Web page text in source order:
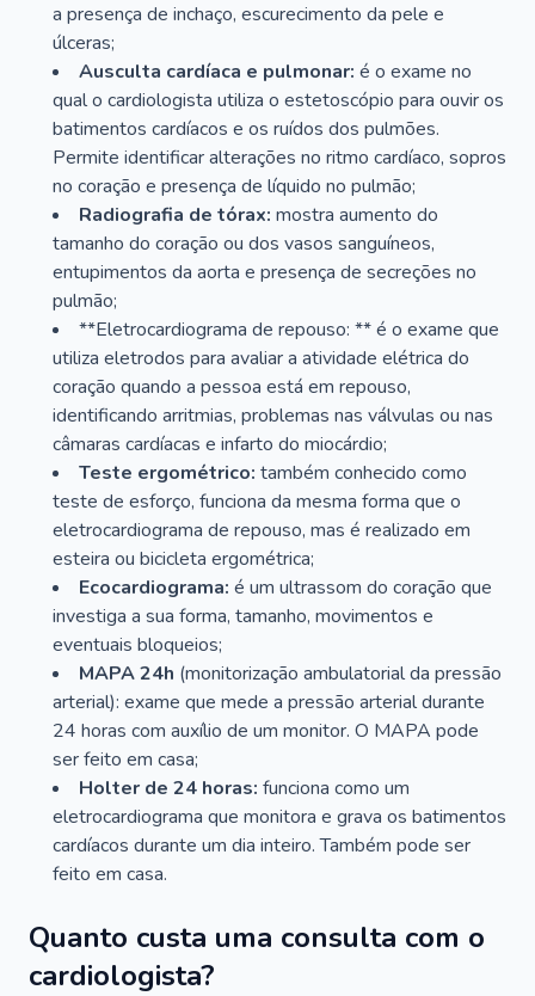
a presença de inchaço, escurecimento da pele e
úlceras;
Ausculta cardíaca e pulmonar: é o exame no
qual o cardiologista utiliza o estetoscópio para ouvir os
batimentos cardíacos e os ruídos dos pulmões.
Permite identificar alterações no ritmo cardíaco, sopros
no coração e presença de líquido no pulmão;
Radiografia de tórax: mostra aumento do
tamanho do coração ou dos vasos sanguíneos,
entupimentos da aorta e presença de secreções no
pulmão;
**Eletrocardiograma de repouso: ** é o exame que
utiliza eletrodos para avaliar a atividade elétrica do
coração quando a pessoa está em repouso,
identificando arritmias, problemas nas válvulas ou nas
câmaras cardíacas e infarto do miocárdio;
Teste ergométrico: também conhecido como
teste de esforço, funciona da mesma forma que o
eletrocardiograma de repouso, mas é realizado em
esteira ou bicicleta ergométrica;
Ecocardiograma: é um ultrassom do coração que
investiga a sua forma, tamanho, movimentos e
eventuais bloqueios;
MAPA 24h (monitorização ambulatorial da pressão
arterial): exame que mede a pressão arterial durante
24 horas com auxílio de um monitor. O MAPA pode
ser feito em casa;
Holter de 24 horas: funciona como um
eletrocardiograma que monitora e grava os batimentos
cardíacos durante um dia inteiro. Também pode ser
feito em casa.
Quanto custa uma consulta com o
cardiologista?